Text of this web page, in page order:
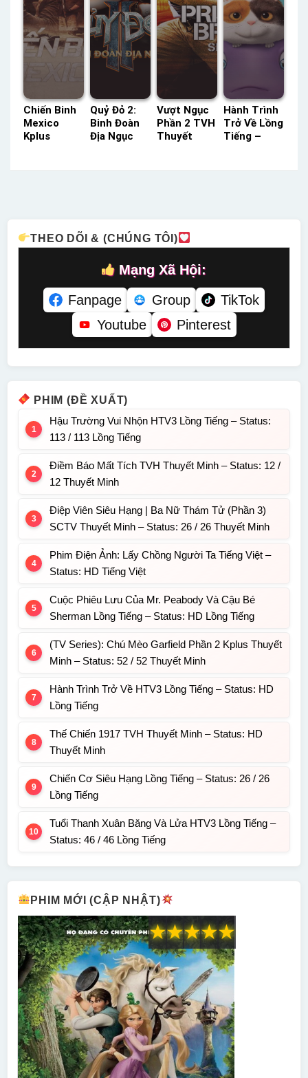
Chiến Binh
Mexico
Kplus
Quỷ Đỏ 2:
Binh Đoàn
Địa Ngục
Vượt Ngục
Phần 2 TVH
Thuyết
Hành Trình
Trở Về Lồng
Tiếng –
THEO DÕI & (CHÚNG TÔI)
Mạng Xã Hội:
Fanpage
Group
TikTok
Youtube
Pinterest
PHIM (ĐỀ XUẤT)
Hậu Trường Vui Nhộn HTV3 Lồng Tiếng – Status:
113 / 113 Lồng Tiếng
Điềm Báo Mất Tích TVH Thuyết Minh – Status: 12 /
12 Thuyết Minh
Điệp Viên Siêu Hạng | Ba Nữ Thám Tử (Phần 3)
SCTV Thuyết Minh – Status: 26 / 26 Thuyết Minh
Phim Điện Ảnh: Lấy Chồng Người Ta Tiếng Việt –
Status: HD Tiếng Việt
Cuộc Phiêu Lưu Của Mr. Peabody Và Cậu Bé
Sherman Lồng Tiếng – Status: HD Lồng Tiếng
(TV Series): Chú Mèo Garfield Phần 2 Kplus Thuyết
Minh – Status: 52 / 52 Thuyết Minh
Hành Trình Trở Về HTV3 Lồng Tiếng – Status: HD
Lồng Tiếng
Thế Chiến 1917 TVH Thuyết Minh – Status: HD
Thuyết Minh
Chiến Cơ Siêu Hạng Lồng Tiếng – Status: 26 / 26
Lồng Tiếng
Tuổi Thanh Xuân Băng Và Lửa HTV3 Lồng Tiếng –
Status: 46 / 46 Lồng Tiếng
PHIM MỚI (CẬP NHẬT)
★
★
★
★
★